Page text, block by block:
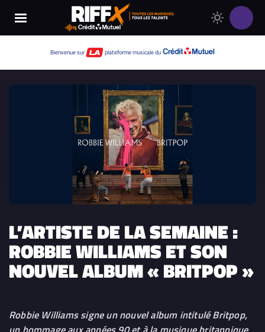
Bienvenue sur plateforme musicale du
Changer
de
RIFFX
Thème
clair
L’ARTISTE DE LA SEMAINE :
ROBBIE WILLIAMS ET SON
NOUVEL ALBUM « BRITPOP »
Robbie Williams signe un nouvel album intitulé Britpop,